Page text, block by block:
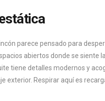
parece pensado para
abiertos donde se siente
tiene detalles modernos y
exterior. Respirar aquí es